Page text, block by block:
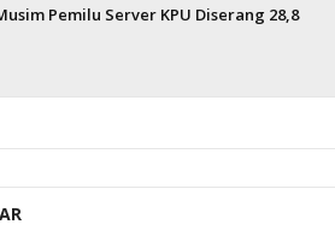
Pemilu Server KPU Diserang 28,8